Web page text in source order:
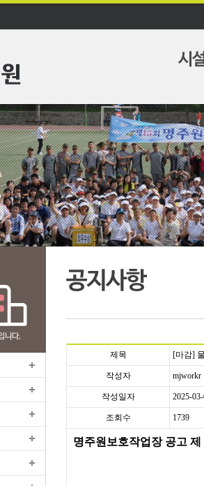
제목 [마감]
작성자 mjworkr
작성일자 2025-
조회수 1739
명주원보호작업장 공고 제